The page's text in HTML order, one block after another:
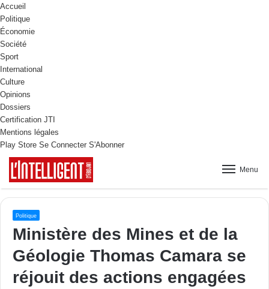
Accueil
Politique
Économie
Société
Sport
International
Culture
Opinions
Dossiers
Certification JTI
Mentions légales
Play Store Se Connecter S'Abonner
Menu
Politique
Ministère des Mines et de la
Géologie Thomas Camara se
réjouit des actions engagées